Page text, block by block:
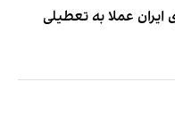
عملا به تعطیلی